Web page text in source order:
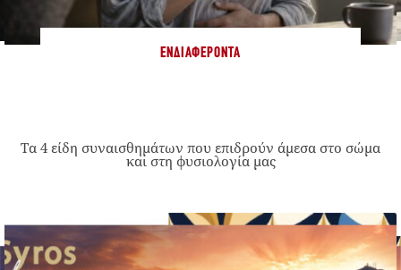
ΕΝΔΙΑΦΈΡΟΝΤΑ
Τα 4 είδη συναισθημάτων που επιδρούν άμεσα στο σώμα
και στη φυσιολογία μας